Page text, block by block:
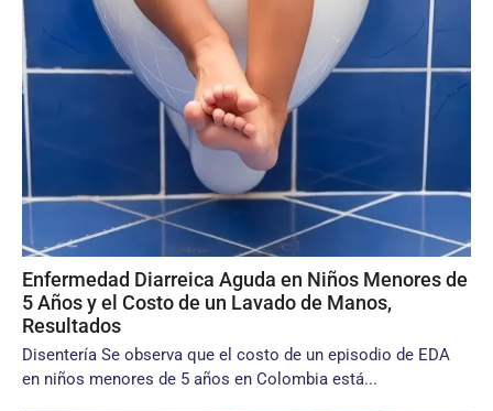
Enfermedad Diarreica Aguda en Niños Menores de
5 Años y el Costo de un Lavado de Manos,
Resultados
Disentería Se observa que el costo de un episodio de EDA
en niños menores de 5 años en Colombia está...